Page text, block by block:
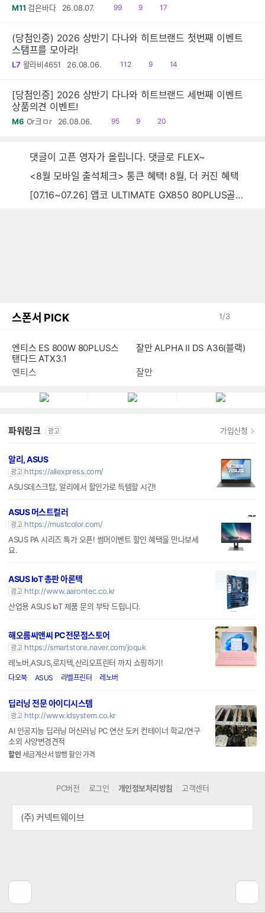
M11 검은바다 26.08.07.
읽
99
공
9
댓
17
(당첨인증) 2026 상반기 다나와 히트브랜드 첫번째 이벤트
스탬프를 모아라!
L7 왈라비4651 26.08.06.
읽
112
공
9
댓
14
[당첨인증] 2026 상반기 다나와 히트브랜드 세번째 이벤트
상품의견 이벤트!
M6 Or크ㅁr 26.08.06.
읽
95
공
9
댓
20
댓글이 고픈 영자가 올립니다. 댓글로 FLEX~
<8월 모바일 출석체크> 통큰 혜택! 8월, 더 커진 혜택
[07.16~07.26] 앱코 ULTIMATE GX850 80PLUS골드 풀모듈러 ATX3.0 블랙
스폰서 PICK 1/3
엔티스 ES 800W 80PLUS스
탠다드 ATX3.1
엔티스
잘만 ALPHA II DS A36(블랙)
잘만
파워링크 광고 가입신청
알리, ASUS
광고 https://aliexpress.com/
ASUS데스크탑, 알리에서 할인가로 득템할 시간!
ASUS 머스트컬러
광고 https://mustcolor.com/
ASUS PA 시리즈 특가 오픈! 썸머이벤트 할인 혜택을 만나보세
요.
ASUS IoT 총판 아론텍
광고 http://www.aarontec.co.kr
산업용 ASUS IoT 제품 문의 부탁 드립니다.
해오름씨앤씨 PC전문점스토어
광고 https://smartstore.naver.com/joquk
레노버,ASUS,로지텍,산리오프린터 까지 쇼핑하기!
다오북 ASUS 라벨프린터 레노버
딥러닝 전문 아이디시스템
광고 http://www.idsystem.co.kr
AI 인공지능 딥러닝 머신러닝 PC 연산 도커 컨테이너 학교/연구
소외 사양변경견적
할인 세금계산서 발행 할인 가격
PC버전 로그인 개인정보처리방침 고객센터
(주) 커넥트웨이브